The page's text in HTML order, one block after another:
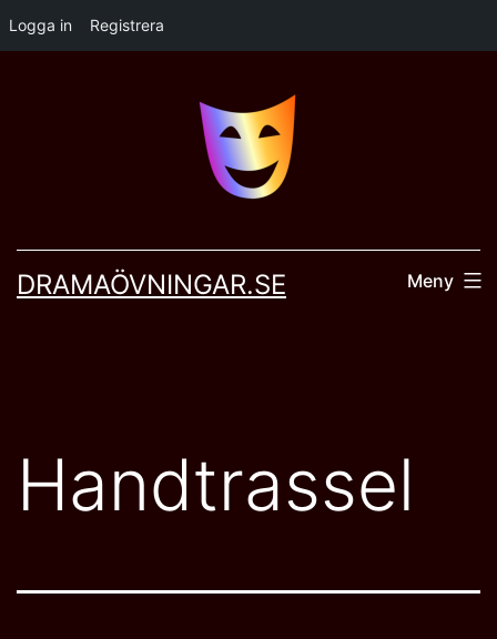
Logga in Registrera
DRAMAÖVNINGAR.SE Meny
Handtrassel